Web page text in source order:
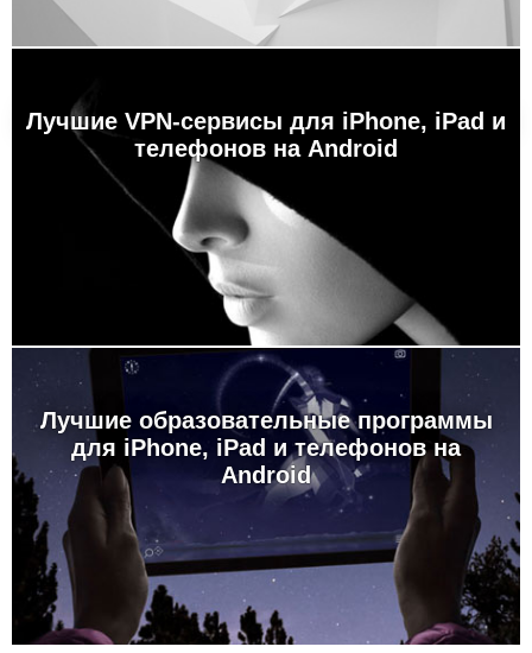
Лучшие VPN-сервисы для iPhone, iPad и
телефонов на Android
Лучшие образовательные программы
для iPhone, iPad и телефонов на
Android